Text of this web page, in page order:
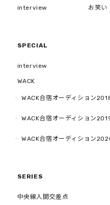
interview お笑い
SPECIAL
interview
WACK
WACK合宿オーディション
WACK合宿オーディション
WACK合宿オーディション
SERIES
中央線人間交差点